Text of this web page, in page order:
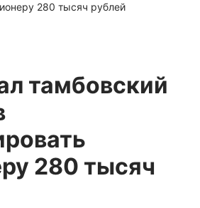
280 тысяч рублей
тамбовский
280 тысяч